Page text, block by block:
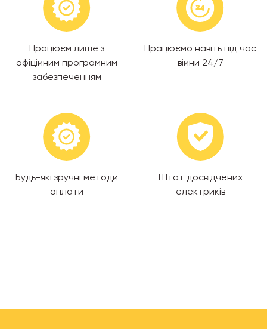
Працюєм лише з
офіційним програмним
забезпеченням
Працюємо навіть під час
війни 24/7
Будь-які зручні методи
оплати
Штат досвідчених
електриків